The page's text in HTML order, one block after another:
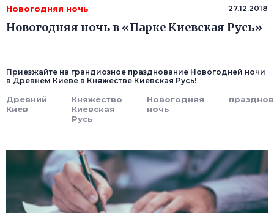
Новогодняя ночь 27.12.2018
Новогодняя ночь в «Парке Киевская Русь»
Приезжайте на грандиозное празднование Новогодней ночи
в Древнем Киеве в Княжестве Киевская Русь!
Древний
Киев
Княжество
Киевская
Русь
Новогодняя
ночь